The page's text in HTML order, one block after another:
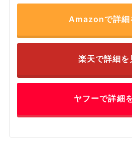
Amazonで詳細
楽天で詳細を
ヤフーで詳細